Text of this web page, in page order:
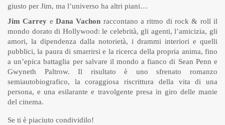
giusto per Jim, ma l’universo ha altri piani…
Jim Carrey eDana Vachon raccontano a ritmo di rock & roll il
mondo dorato di Hollywood: le celebrità, gli agenti, l’amicizia, gli
amori, la dipendenza dalla notorietà, i drammi interiori e quelli
pubblici, la paura di smarrirsi e la ricerca della propria anima, fino
a un’epica battaglia per salvare il mondo a fianco di Sean Penn e
Gwyneth Paltrow. Il risultato è uno sfrenato romanzo
semiautobiografico, la coraggiosa riscrittura della vita di una
persona, e una esilarante e travolgente presa in giro delle manie
del cinema.
Se ti è piaciuto condividilo!